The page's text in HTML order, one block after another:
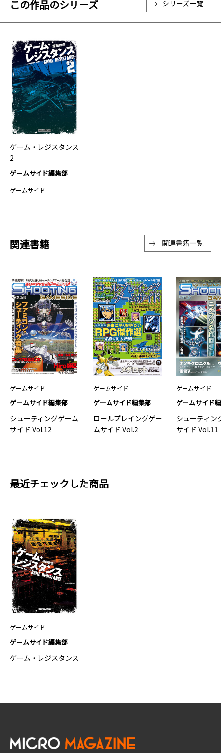
この作品のシリーズ シリーズ一覧
ゲーム・レジスタンス
2
ゲームサイド編集部
ゲームサイド
関連書籍 関連書籍一覧
ゲームサイド
ゲームサイド編集部
シューティングゲーム
サイド Vol.12
ゲームサイド
ゲームサイド編集部
ロールプレイングゲー
ムサイド Vol.2
ゲームサイド
ゲームサイド
シューティン
サイド Vol.11
最近チェックした商品
ゲームサイド
ゲームサイド編集部
ゲーム・レジスタンス